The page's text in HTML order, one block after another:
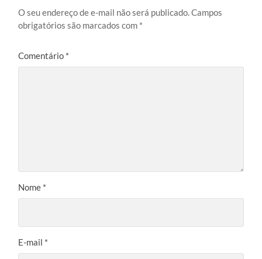
O seu endereço de e-mail não será publicado. Campos
obrigatórios são marcados com *
Comentário *
Nome *
E-mail *